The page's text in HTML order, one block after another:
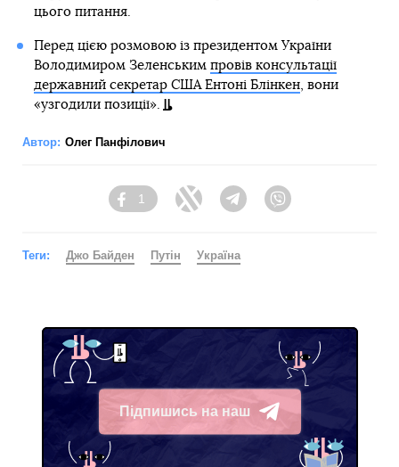
цього питання.
Перед цією розмовою із президентом України
Володимиром Зеленським провів консультації
державний секретар США Ентоні Блінкен, вони
«узгодили позиції».
Автор: Олег Панфілович
Facebook
1
Twitter TelegramViber
Теги: Джо Байден Путін Україна
Підпишись на наш
Telegram